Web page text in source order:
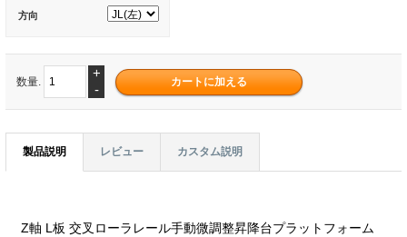
方向
数量.
+
-
製品説明 レビュー カスタム説明
Z軸 L板 交叉ローラレール手動微調整昇降台プラットフォーム